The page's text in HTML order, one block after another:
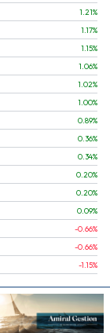
1.21%
1.17%
1.15%
1.06%
1.02%
1.00%
0.89%
0.36%
0.34%
0.20%
0.20%
0.09%
-0.66%
-0.66%
-1.15%